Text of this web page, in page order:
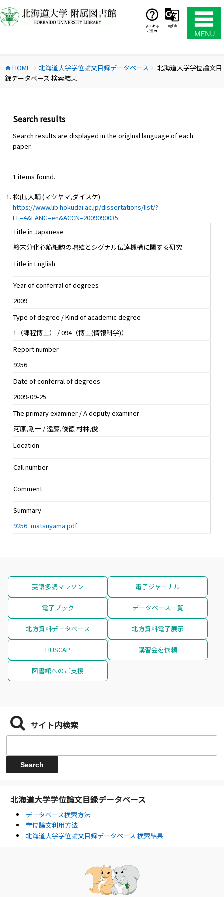
ン
テ
ス
キ
よくある
ご質問
English
home HOME chevron_right 北海道大学学位論文目録データベース chevron_right
北海道大学学位論文目
録データベース 検索結果
Search results
Search results are displayed in the origlnal language of each
paper.
1 items found.
松山,大輔 (マツヤマ,ダイスケ)
https://www.lib.hokudai.ac.jp/dissertations/list/?
FF=4&LANG=en&ACCN=2009090035
Title in Japanese
終末分化心筋細胞の増殖とシグナル伝達機構に関する研究
Title in English
Year of conferral of degrees
2009
Type of degree / Kind of academic degree
1（課程博士） / 094（博士(情報科学)）
Report number
9256
Date of conferral of degrees
2009-09-25
The primary examiner / A deputy examiner
河原,剛一 / 遠藤,俊徳 村林,俊
Location
Call number
Comment
Summary
9256_matsuyama.pdf
英語多読マラソン 電子ジャーナル
電子ブック データベース一覧
北方資料データベース 北方資料電子展示
HUSCAP 講習会を依頼
図書館へのご支援
サイト内検索
北海道大学学位論文目録データベース
データベース検索方法
学位論文利用方法
北海道大学学位論文目録データベース 検索結果